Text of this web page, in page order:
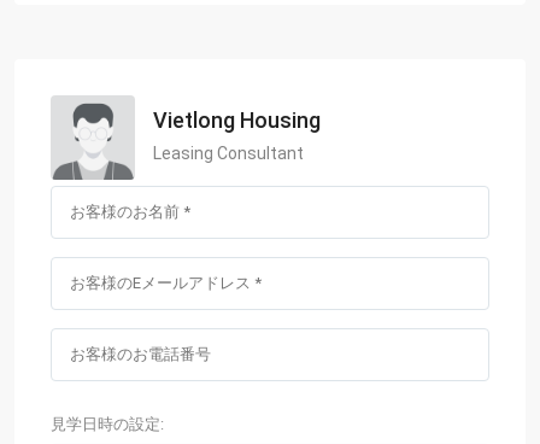
Vietlong Housing
Leasing Consultant
見学日時の設定: